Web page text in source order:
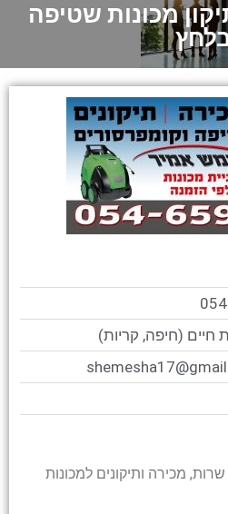
מכונות שטיפה
מכירה ותיקונים למכונות